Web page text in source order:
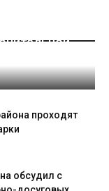
«По
проходят
обсудил с